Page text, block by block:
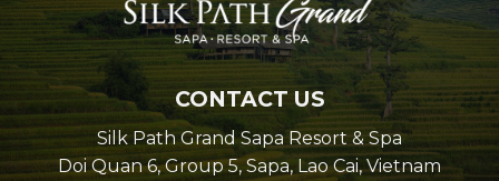
CONTACT US
Silk Path Grand Sapa Resort & Spa
Doi Quan 6, Group 5, Sapa, Lao Cai, Vietnam